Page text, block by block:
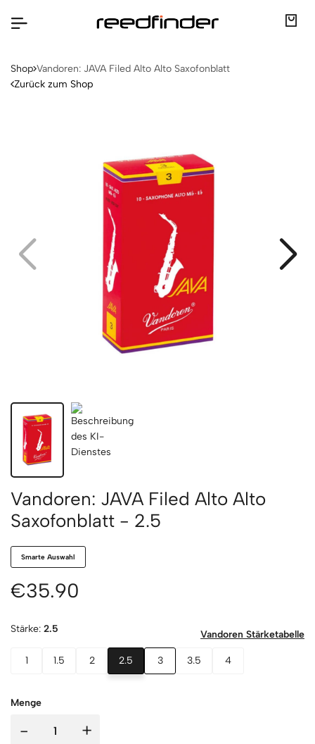
Shop Vandoren: JAVA Filed Alto Alto Saxofonblatt
Zurück zum Shop
Vandoren: JAVA Filed Alto Alto
Saxofonblatt - 2.5
Smarte Auswahl
€35.90
Stärke: 2.5 Vandoren Stärketabelle
1 1.5 2 2.5 3 3.5 4
Menge
- +